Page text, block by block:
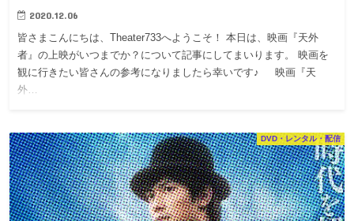
2020.12.06
皆さまこんにちは、Theater733へようこそ！ 本日は、映画『天外
者』の上映がいつまでか？について記事にしてまいります。 映画を
観に行きたい皆さんの参考になりましたら幸いです♪ 映画『天
外…
DVD・レンタル・配信